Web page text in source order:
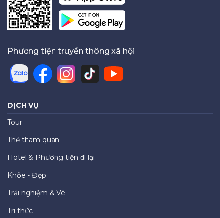
Phương tiện truyền thông xã hội
DỊCH VỤ
Tour
Thẻ tham quan
Hotel & Phương tiện đi lại
Khỏe - Đẹp
Trải nghiệm & Vé
Tri thức